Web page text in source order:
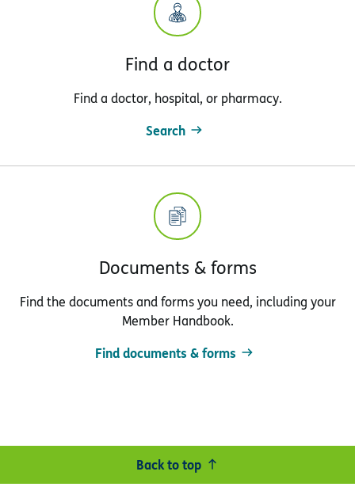
Find a doctor
Find a doctor, hospital, or pharmacy.
Search
Documents & forms
Find the documents and forms you need, including your
Member Handbook.
Find documents & forms
Back to top